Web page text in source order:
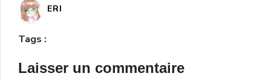
ERI
Tags :
Laisser un commentaire